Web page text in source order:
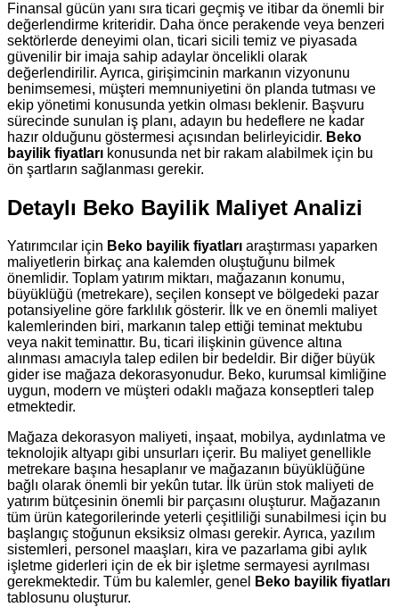
Finansal gücün yanı sıra ticari geçmiş ve itibar da önemli bir
değerlendirme kriteridir. Daha önce perakende veya benzeri
sektörlerde deneyimi olan, ticari sicili temiz ve piyasada
güvenilir bir imaja sahip adaylar öncelikli olarak
değerlendirilir. Ayrıca, girişimcinin markanın vizyonunu
benimsemesi, müşteri memnuniyetini ön planda tutması ve
ekip yönetimi konusunda yetkin olması beklenir. Başvuru
sürecinde sunulan iş planı, adayın bu hedeflere ne kadar
hazır olduğunu göstermesi açısından belirleyicidir. Beko
bayilik fiyatları konusunda net bir rakam alabilmek için bu
ön şartların sağlanması gerekir.
Detaylı Beko Bayilik Maliyet Analizi
Yatırımcılar için Beko bayilik fiyatları araştırması yaparken
maliyetlerin birkaç ana kalemden oluştuğunu bilmek
önemlidir. Toplam yatırım miktarı, mağazanın konumu,
büyüklüğü (metrekare), seçilen konsept ve bölgedeki pazar
potansiyeline göre farklılık gösterir. İlk ve en önemli maliyet
kalemlerinden biri, markanın talep ettiği teminat mektubu
veya nakit teminattır. Bu, ticari ilişkinin güvence altına
alınması amacıyla talep edilen bir bedeldir. Bir diğer büyük
gider ise mağaza dekorasyonudur. Beko, kurumsal kimliğine
uygun, modern ve müşteri odaklı mağaza konseptleri talep
etmektedir.
Mağaza dekorasyon maliyeti, inşaat, mobilya, aydınlatma ve
teknolojik altyapı gibi unsurları içerir. Bu maliyet genellikle
metrekare başına hesaplanır ve mağazanın büyüklüğüne
bağlı olarak önemli bir yekûn tutar. İlk ürün stok maliyeti de
yatırım bütçesinin önemli bir parçasını oluşturur. Mağazanın
tüm ürün kategorilerinde yeterli çeşitliliği sunabilmesi için bu
başlangıç stoğunun eksiksiz olması gerekir. Ayrıca, yazılım
sistemleri, personel maaşları, kira ve pazarlama gibi aylık
işletme giderleri için de ek bir işletme sermayesi ayrılması
gerekmektedir. Tüm bu kalemler, genel
Beko bayilik fiyatları
tablosunu oluşturur.